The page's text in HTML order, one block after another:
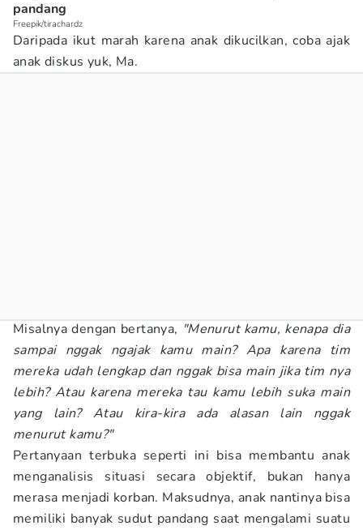
pandang
Freepik/tirachardz
Daripada ikut marah karena anak dikucilkan, coba ajak
anak diskus yuk, Ma.
Misalnya dengan bertanya, "Menurut kamu, kenapa dia
sampai nggak ngajak kamu main? Apa karena tim
mereka udah lengkap dan nggak bisa main jika tim nya
lebih? Atau karena mereka tau kamu lebih suka main
yang lain? Atau kira-kira ada alasan lain nggak
menurut kamu?"
Pertanyaan terbuka seperti ini bisa membantu anak
menganalisis situasi secara objektif, bukan hanya
merasa menjadi korban. Maksudnya, anak nantinya bisa
memiliki banyak sudut pandang saat mengalami suatu